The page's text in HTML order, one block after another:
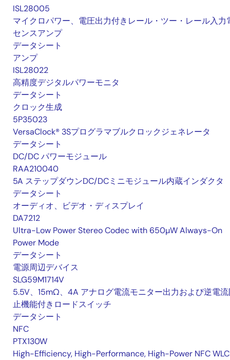
ISL28005
マイクロパワー、電圧出力付きレール・ツー・レール入力
センスアンプ
データシート
アンプ
ISL28022
高精度デジタルパワーモニタ
データシート
クロック生成
5P35023
VersaClock® 3Sプログラマブルクロックジェネレータ
データシート
DC/DC パワーモジュール
RAA210040
5A ステップダウンDC/DCミニモジュール内蔵インダクタ
データシート
オーディオ、ビデオ・ディスプレイ
DA7212
Ultra-Low Power Stereo Codec with 650µW Always-On
Power Mode
データシート
電源周辺デバイス
SLG59M1714V
5.5V、15mΩ、4A アナログ電流モニター出力および逆電
止機能付きロードスイッチ
データシート
NFC
PTX130W
High-Efficiency, High-Performance, High-Power NFC WLC